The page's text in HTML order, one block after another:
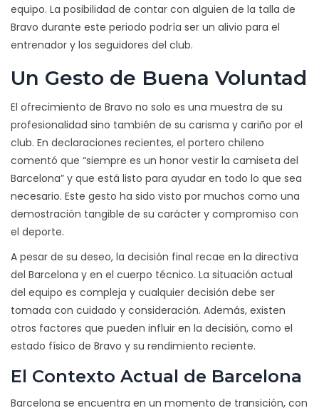
equipo. La posibilidad de contar con alguien de la talla de
Bravo durante este periodo podría ser un alivio para el
entrenador y los seguidores del club.
Un Gesto de Buena Voluntad
El ofrecimiento de Bravo no solo es una muestra de su
profesionalidad sino también de su carisma y cariño por el
club. En declaraciones recientes, el portero chileno
comentó que “siempre es un honor vestir la camiseta del
Barcelona” y que está listo para ayudar en todo lo que sea
necesario. Este gesto ha sido visto por muchos como una
demostración tangible de su carácter y compromiso con
el deporte.
A pesar de su deseo, la decisión final recae en la directiva
del Barcelona y en el cuerpo técnico. La situación actual
del equipo es compleja y cualquier decisión debe ser
tomada con cuidado y consideración. Además, existen
otros factores que pueden influir en la decisión, como el
estado físico de Bravo y su rendimiento reciente.
El Contexto Actual de Barcelona
Barcelona se encuentra en un momento de transición, con